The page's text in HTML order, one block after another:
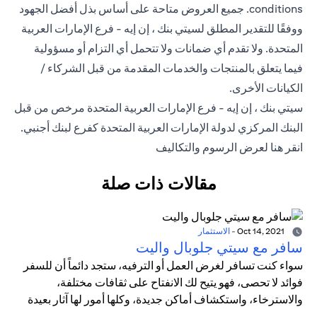
conditions. جميع العروض متاحة على أساس بذل أفضل الجهود
ووفقًا للتقدير المطلق لسيتي بنك ، إن إيه - فرع الإمارات العربية
المتحدة. ولا تقدم أي ضمانات ولا تتحمل أي التزام أو مسؤولية
فيما يتعلق بالمنتجات والخدمات المقدمة من قبل الشركاء /
الكيانات الأخرى.
سيتي بنك ، إن إيه - فرع الإمارات العربية المتحدة مرخص من قبل
البنك المركزي لدولة الإمارات العربية المتحدة كفرع لبنك أجنبي.
انقر هنا لعرض الرسوم والتكاليف
مقالات ذات صلة
- الاستثمار
سافر مع سيتي جلوبال واليت
سواء كنت تسافر لغرض العمل أو الترفيه، ستجد دائماً أن للسفر
فوائد لا تحصى، فهو يتيح لك الانفتاح على ثقافات مختلفة،
والاسترخاء، واستكشاف أماكن جديدة، وكلها أمور لها آثار بعيدة